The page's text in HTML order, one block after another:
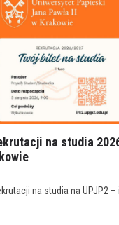
na studia
na studia na UPJP2 –